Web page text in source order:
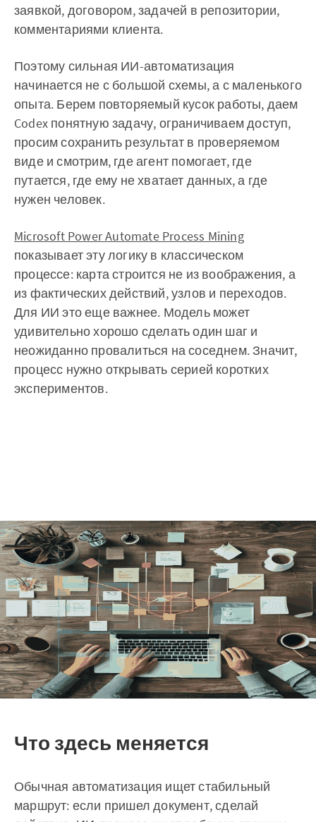
заявкой, договором, задачей в репозитории,
комментариями клиента.
Поэтому сильная ИИ-автоматизация
начинается не с большой схемы, а с маленького
опыта. Берем повторяемый кусок работы, даем
Codex понятную задачу, ограничиваем доступ,
просим сохранить результат в проверяемом
виде и смотрим, где агент помогает, где
путается, где ему не хватает данных, а где
нужен человек.
Microsoft Power Automate Process Mining
показывает эту логику в классическом
процессе: карта строится не из воображения, а
из фактических действий, узлов и переходов.
Для ИИ это еще важнее. Модель может
удивительно хорошо сделать один шаг и
неожиданно провалиться на соседнем. Значит,
процесс нужно открывать серией коротких
экспериментов.
Что здесь меняется
Обычная автоматизация ищет стабильный
маршрут: если пришел документ, сделай